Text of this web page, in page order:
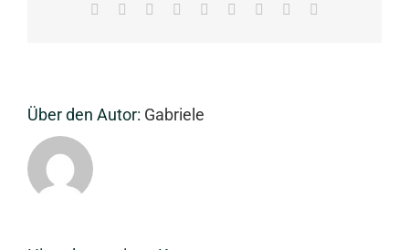
Facebook Reddit LinkedInWhatsApp
TumblrPinterest
Über den Autor: Gabriele